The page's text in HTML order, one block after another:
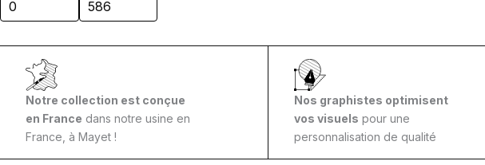
Notre collection est conçue
en France dans notre usine en
France, à Mayet !
Nos graphistes optimisent
vos visuels pour une
personnalisation de qualité